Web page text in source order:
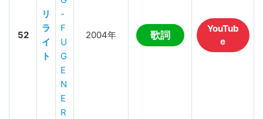
52
リ
ラ
イ
ト
-
F
U
G
E
N
E
R
2004年 歌詞
YouTub
e